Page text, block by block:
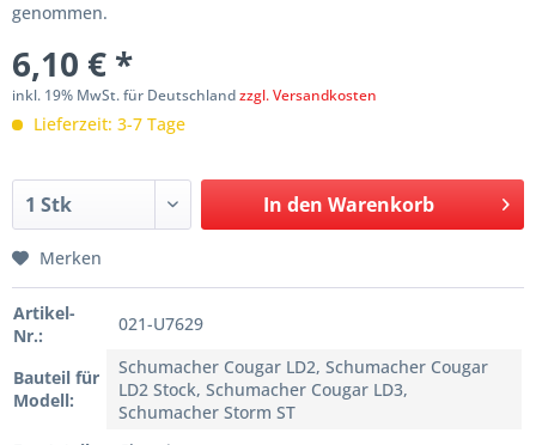
genommen.
6,10 € *
inkl. 19% MwSt. für Deutschlandzzgl. Versandkosten
Lieferzeit: 3-7 Tage
In den Warenkorb
Merken
Artikel-
Nr.:
021-U7629
Bauteil für
Modell:
Schumacher Cougar LD2, Schumacher Cougar
LD2 Stock, Schumacher Cougar LD3,
Schumacher Storm ST